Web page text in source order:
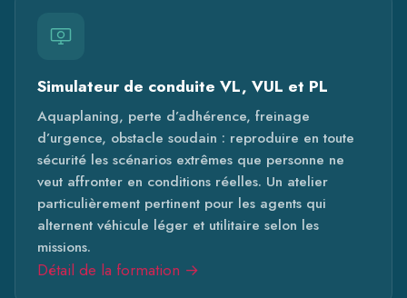
Simulateur de conduite VL, VUL et PL
Aquaplaning, perte d’adhérence, freinage
d’urgence, obstacle soudain : reproduire en toute
sécurité les scénarios extrêmes que personne ne
veut affronter en conditions réelles. Un atelier
particulièrement pertinent pour les agents qui
alternent véhicule léger et utilitaire selon les
missions.
Détail de la formation →